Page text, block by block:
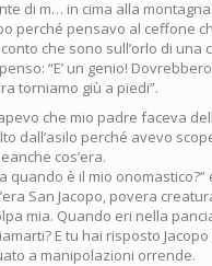
di m… in cima alla montagna.
perché pensavo al ceffone
che sono sull’orlo di una
“E’ un genio!
torniamo giù a piedi”.
che mio padre faceva
dall’asilo perché avevo
cos’era.
quando è il mio
San Jacopo, povera
mia. Quando eri nella
E tu hai risposto
a manipolazioni orrende.